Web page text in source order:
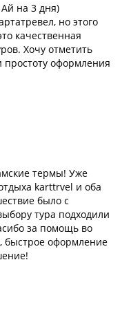
на 3 дня)
но этого
качественная
Хочу отметить
оформления
термы! Уже
karttrvel и оба
было с
тура подходили
за помощь во
быстрое оформление